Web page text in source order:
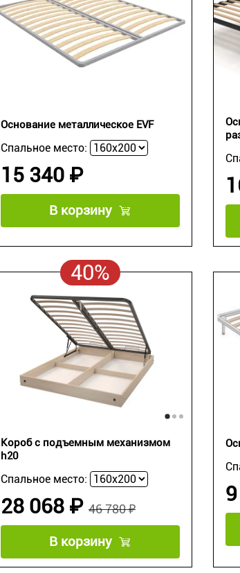
Основание металлическое EVF
Спальное место:
15 340 ₽
В корзину
40%
Короб с подъемным механизмом
h20
Спальное место:
46 780 ₽
28 068 ₽
В корзину